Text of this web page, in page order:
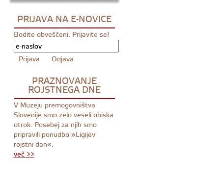
PRIJAVA NA E-NOVICE
Bodite obveščeni. Prijavite se!
PRAZNOVANJE
ROJSTNEGA DNE
V Muzeju premogovništva
Slovenije smo zelo veseli obiska
otrok. Posebej za njih smo
pripravili ponudbo »Ligijev
rojstni dan«.
več >>